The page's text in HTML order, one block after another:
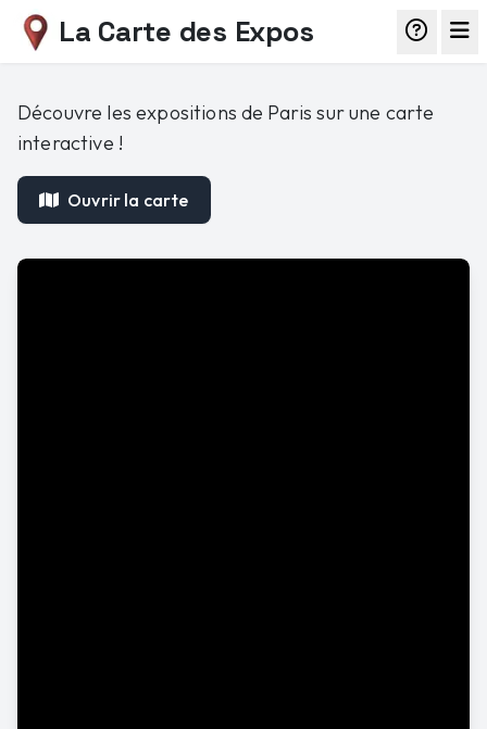
La Carte des Expos
Découvre les expositions de Paris sur une carte
interactive !
Ouvrir la carte